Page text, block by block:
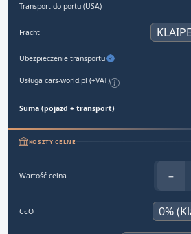
Transport do portu (USA)
Fracht
Ubezpieczenie transportu
Usługa cars-world.pl (+VAT)
Suma (pojazd + transport)
KOSZTY CELNE
Wartość celna −
CŁO